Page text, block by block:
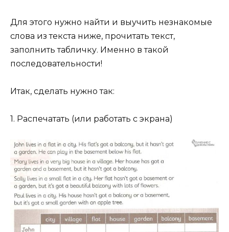
Для этого нужно найти и выучить незнакомые
слова из текста ниже, прочитать текст,
заполнить табличку. Именно в такой
последовательности!
Итак, сделать нужно так:
1. Распечатать (или работать с экрана)